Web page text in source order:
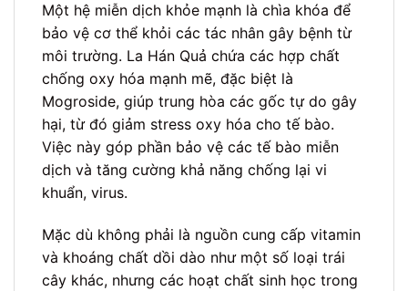
Một hệ miễn dịch khỏe mạnh là chìa khóa để
bảo vệ cơ thể khỏi các tác nhân gây bệnh từ
môi trường. La Hán Quả chứa các hợp chất
chống oxy hóa mạnh mẽ, đặc biệt là
Mogroside, giúp trung hòa các gốc tự do gây
hại, từ đó giảm stress oxy hóa cho tế bào.
Việc này góp phần bảo vệ các tế bào miễn
dịch và tăng cường khả năng chống lại vi
khuẩn, virus.
Mặc dù không phải là nguồn cung cấp vitamin
và khoáng chất dồi dào như một số loại trái
cây khác, nhưng các hoạt chất sinh học trong